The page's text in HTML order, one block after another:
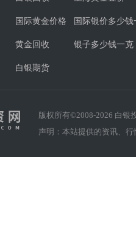
国际黄金价格 国际银价多少钱
黄金回收 银子多少钱一克
白银期货
版权所有©2008-2026 白银
声明：本站提供的资讯、